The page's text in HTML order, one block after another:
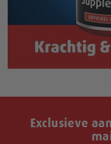
Exclusieve